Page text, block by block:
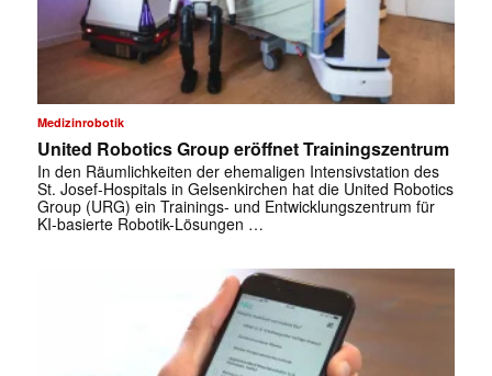
Medizinrobotik
United Robotics Group eröffnet Trainingszentrum
In den Räumlichkeiten der ehemaligen Intensivstation des
St. Josef-Hospitals in Gelsenkirchen hat die United Robotics
Group (URG) ein Trainings- und Entwicklungszentrum für
KI-basierte Robotik-Lösungen …